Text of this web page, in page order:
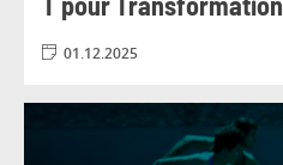
T pour Transformation
01.12.2025